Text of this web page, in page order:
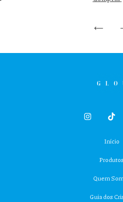
Início
Produtos
Quem
Guia dos